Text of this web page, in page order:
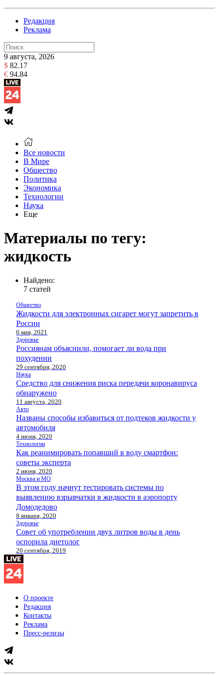
Редакция
Реклама
9 августа, 2026
$ 82.17
€ 94.84
Все новости
В Мире
Общество
Политика
Экономика
Технологии
Наука
Еще
Материалы по тегу:
жидкость
Найдено:
7 статей
Общество
Жидкости для электронных сигарет могут запретить в
России
6 мая, 2021
Здоровье
Россиянам объяснили, помогает ли вода при
похудении
29 сентября, 2020
Наука
Средство для снижения риска передачи коронавируса
обнаружено
11 августа, 2020
Авто
Названы способы избавиться от подтеков жидкости у
автомобиля
4 июня, 2020
Технологии
Как реанимировать попавший в воду смартфон:
советы эксперта
2 июня, 2020
Москва и МО
В этом году начнут тестировать системы по
выявлению взрывчатки в жидкости в аэропорту
Домодедово
8 января, 2020
Здоровье
Совет об употреблении двух литров воды в день
оспорила диетолог
20 сентября, 2019
О проекте
Редакция
Контакты
Реклама
Пресс-релизы